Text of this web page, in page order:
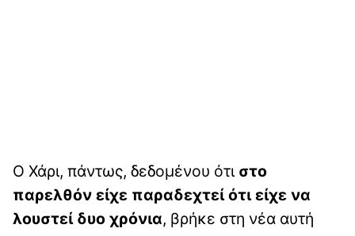
Ο Χάρι, πάντως, δεδομένου ότι στο
παρελθόν είχε παραδεχτεί ότι είχε να
λουστεί δυο χρόνια, βρήκε στη νέα αυτή